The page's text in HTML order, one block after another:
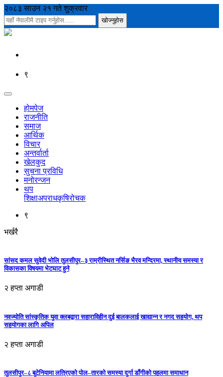
२०८३ साउन २१ गते शुक्रवार
९
होमपेज
राजनीति
समाज
आर्थिक
विचार
अन्तर्वार्ता
खेलकुद
सुचना प्रविधि
मनोरन्जन
थप
शिक्षाअपराधकृषिरोचक
९
भर्खरै
सांसद कमल सुवेदी भोलि तुलसीपुर–३ राम्रीस्थित नर्सिङ भैरव मन्दिरमा, स्थानीय समस्या र
विकासका विषयमा भेटघाट हुने
२ हप्ता अगाडी
नवज्योति सांस्कृतिक युवा क्लबद्वारा सहाराविहीन दुई बालकलाई खाद्यान्न र नगद सहयोग, थप
सहयोगका लागि अपिल
२ हप्ता अगाडी
तुलसीपुर–८ बुटेनियामा लत्रिएको पोल–तारको समस्या दुर्गा डाँगीको पहलमा समाधान